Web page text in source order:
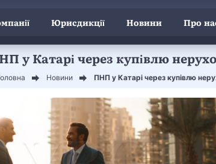
Юрисдикції Новини Про
у Катарі через купівлю
Новини ПНП у Катарі через купівлю